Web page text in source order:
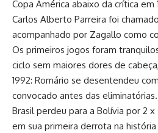
Copa América abaixo da crítica em
Carlos Alberto Parreira foi
acompanhado por Zagallo como
Os primeiros jogos foram
ciclo sem maiores dores de
1992: Romário se desentendeu
convocado antes das eliminatórias.
Brasil perdeu para a Bolívia por 2
em sua primeira derrota na